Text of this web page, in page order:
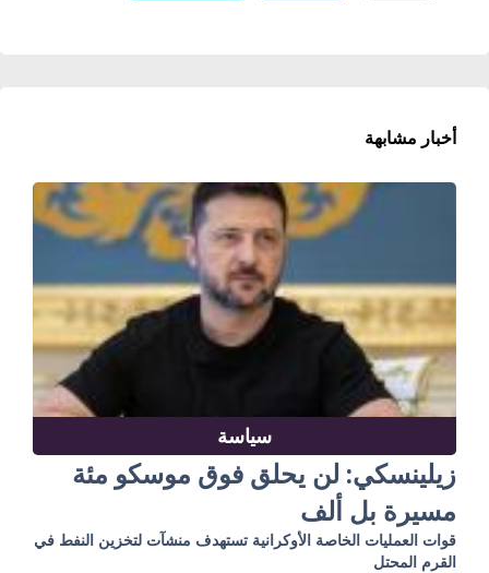
أخبار مشابهة
سياسة
زيلينسكي: لن يحلق فوق موسكو مئة
مسيرة بل ألف
قوات العمليات الخاصة الأوكرانية تستهدف منشآت لتخزين النفط في
القرم المحتل